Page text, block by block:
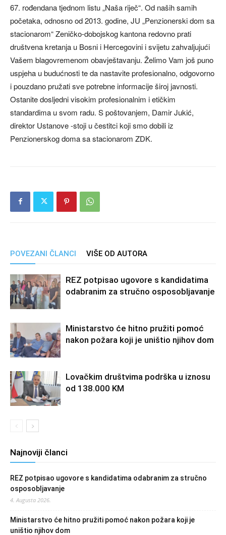
67. rođendana tjednom listu „Naša riječ“. Od naših samih
početaka, odnosno od 2013. godine, JU „Penzionerski dom sa
stacionarom“ Zeničko-dobojskog kantona redovno prati
društvena kretanja u Bosni i Hercegovini i svijetu zahvaljujući
Vašem blagovremenom obavještavanju. Želimo Vam još puno
uspjeha u budućnosti te da nastavite profesionalno, odgovorno
i pouzdano pružati sve potrebne informacije široj javnosti.
Ostanite dosljedni visokim profesionalnim i etičkim
standardima u svom radu. S poštovanjem, Damir Jukić,
direktor Ustanove -stoji u čestitci koji smo dobili iz
Penzionerskog doma sa stacionarom ZDK.
POVEZANI ČLANCI VIŠE OD AUTORA
REZ potpisao ugovore s kandidatima
odabranim za stručno osposobljavanje
Ministarstvo će hitno pružiti pomoć
nakon požara koji je uništio njihov dom
Lovačkim društvima podrška u iznosu
od 138.000 KM
Najnoviji članci
REZ potpisao ugovore s kandidatima odabranim za stručno
osposobljavanje
4. Augusta 2026.
Ministarstvo će hitno pružiti pomoć nakon požara koji je
uništio njihov dom